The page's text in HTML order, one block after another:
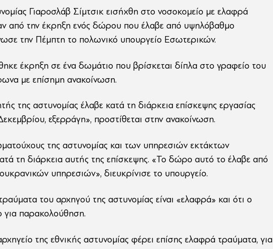
Γιαροσλάβ Σίμτσικ εισήχθη στο νοσοκομείο με ελαφρά
από την έκρηξη ενός δώρου που έλαβε από υψηλόβαθμο
την Πέμπτη το πολωνικό υπουργείο Εσωτερικών.
έκρηξη σε ένα δωμάτιο που βρίσκεται δίπλα στο γραφείο του
με επίσημη ανακοίνωση.
της αστυνομίας έλαβε κατά τη διάρκεια επίσκεψης εργασίας
εξερράγη», προστίθεται στην ανακοίνωση.
της αστυνομίας και των υπηρεσιών εκτάκτων
τη διάρκεια αυτής της επίσκεψης. «Το δώρο αυτό το έλαβε από
υπηρεσιών», διευκρίνισε το υπουργείο.
του αρχηγού της αστυνομίας είναι «ελαφρά» και ότι ο
για παρακολούθηση.
της εθνικής αστυνομίας φέρει επίσης ελαφρά τραύματα, για